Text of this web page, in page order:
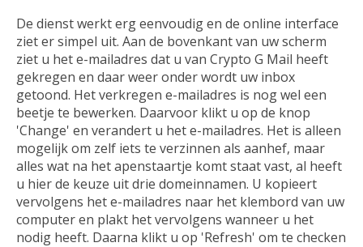
De dienst werkt erg eenvoudig en de online interface
ziet er simpel uit. Aan de bovenkant van uw scherm
ziet u het e-mailadres dat u van Crypto G Mail heeft
gekregen en daar weer onder wordt uw inbox
getoond. Het verkregen e-mailadres is nog wel een
beetje te bewerken. Daarvoor klikt u op de knop
'Change' en verandert u het e-mailadres. Het is alleen
mogelijk om zelf iets te verzinnen als aanhef, maar
alles wat na het apenstaartje komt staat vast, al heeft
u hier de keuze uit drie domeinnamen. U kopieert
vervolgens het e-mailadres naar het klembord van uw
computer en plakt het vervolgens wanneer u het
nodig heeft. Daarna klikt u op 'Refresh' om te checken